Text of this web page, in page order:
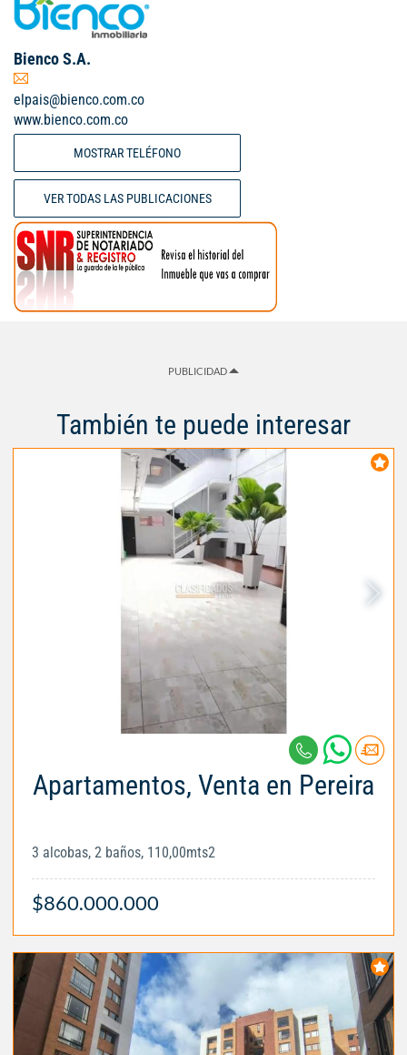
Bienco S.A.
elpais@bienco.com.co
www.bienco.com.co
MOSTRAR TELÉFONO
VER TODAS LAS PUBLICACIONES
PUBLICIDAD
También te puede interesar
Apartamentos, Venta en Pereira
3 alcobas, 2 baños, 110,00mts2
$860.000.000